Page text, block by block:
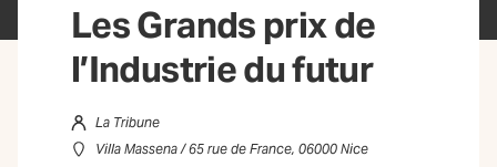
Les Grands prix de
l’Industrie du futur
La Tribune
Villa Massena / 65 rue de France, 06000 Nice